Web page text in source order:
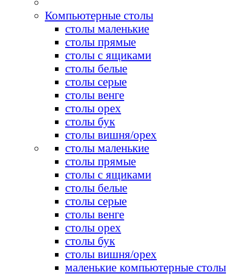
Компьютерные столы
столы маленькие
столы прямые
столы с ящиками
столы белые
столы серые
столы венге
столы орех
столы бук
столы вишня/орех
столы маленькие
столы прямые
столы с ящиками
столы белые
столы серые
столы венге
столы орех
столы бук
столы вишня/орех
маленькие компьютерные столы